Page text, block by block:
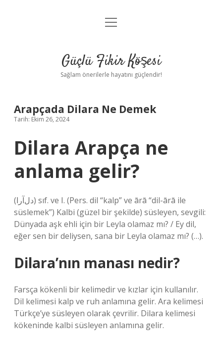
Anasayfa
Yasal Uyarı
menüyü
Güçlü Fikir Köşesi
Sağlam önerilerle hayatını güçlendir!
Arapçada Dilara Ne Demek
Tarih: Ekim 26, 2024
Dilara Arapça ne
anlama gelir?
(ﺩﻝﺁﺭﺍ) sıf. ve I. (Pers. dil “kalp” ve ārā “dil-ārā ile
süslemek”) Kalbi (güzel bir şekilde) süsleyen, sevgili:
Dünyada aşk ehli için bir Leyla olamaz mı? / Ey dil,
eğer sen bir deliysen, sana bir Leyla olamaz mı? (…).
Dilara’nın manası nedir?
Farsça kökenli bir kelimedir ve kızlar için kullanılır.
Dil kelimesi kalp ve ruh anlamına gelir. Ara kelimesi
Türkçe’ye süsleyen olarak çevrilir. Dilara kelimesi
kökeninde kalbi süsleyen anlamına gelir.